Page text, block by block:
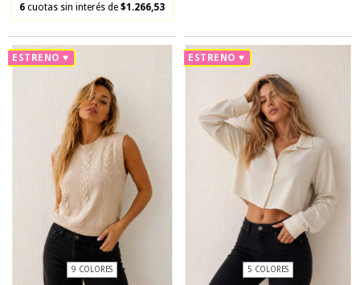
6 cuotas sin interés de $1.266,53
ESTRENO ♥
9 COLORES
ESTRENO ♥
5 COLORES